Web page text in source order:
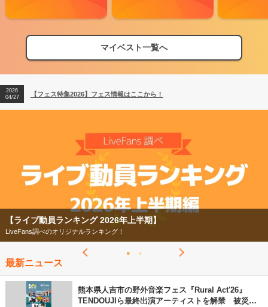
マイベスト一覧へ
【フェス特集2026】フェス情報はここから！
【ライブ動員ランキング】2026年上半期編発表！
2026
04/27
【フェス特集2026】フェス情報はここから！
2026
グ 2026年上半期】
ンキング！
最新ニュース
熊本県人吉市の野外音楽フェス『Rural Act'26』
TENDOUJIら最終出演アーティストを解禁 被災地